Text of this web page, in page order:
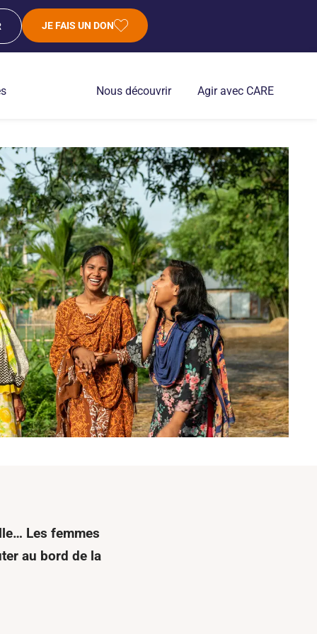
JE FAIS UN DON
Nous découvrir Agir avec CARE
Les femmes
au bord de la